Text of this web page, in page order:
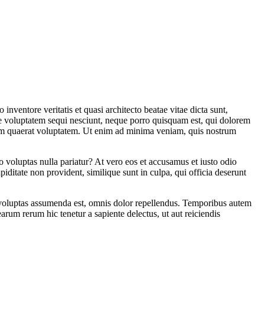
veritatis et quasi architecto beatae vitae dicta sunt,
sequi nesciunt, neque porro quisquam est, qui dolorem
quaerat voluptatem. Ut enim ad minima veniam, quis nostrum
nulla pariatur? At vero eos et accusamus et iusto odio
non provident, similique sunt in culpa, qui officia deserunt
assumenda est, omnis dolor repellendus. Temporibus autem
rerum hic tenetur a sapiente delectus, ut aut reiciendis